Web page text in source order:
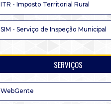
ITR - Imposto Territorial Rural
SIM - Serviço de Inspeção Municipal
SERVIÇOS
WebGente